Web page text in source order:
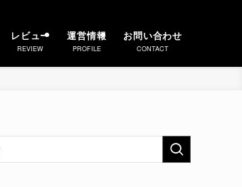
レビュー
REVIEW
運営情報
PROFILE
お問い合わせ
CONTACT